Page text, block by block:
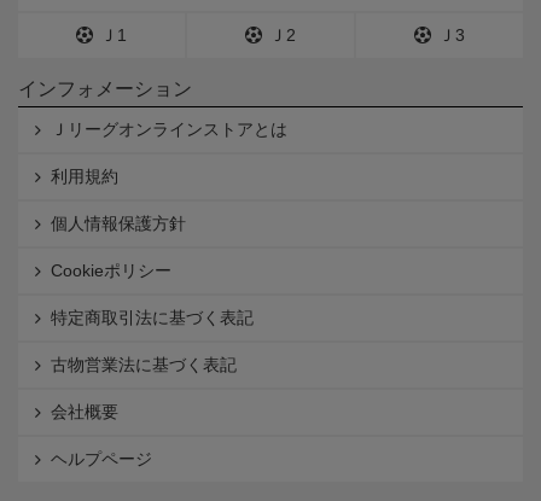
Ｊ1 Ｊ2 Ｊ3
インフォメーション
Ｊリーグオンラインストアとは
利用規約
個人情報保護方針
Cookieポリシー
特定商取引法に基づく表記
古物営業法に基づく表記
会社概要
ヘルプページ